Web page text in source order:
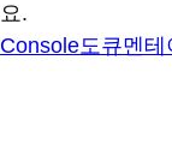
요.
Console도큐멘테